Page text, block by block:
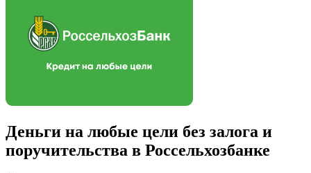
Деньги на любые цели без залога и
поручительства в Россельхозбанке